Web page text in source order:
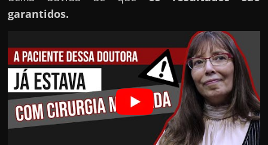
a
d
i
n
h
garantidos.